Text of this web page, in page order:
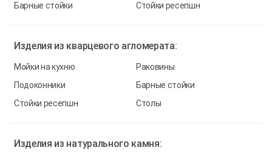
Барные стойки
Стойки ресепшн
Изделия из кварцевого агломерата:
Мойки на кухню
Раковины
Подоконники
Барные стойки
Стойки ресепшн
Столы
Изделия из натурального камня: